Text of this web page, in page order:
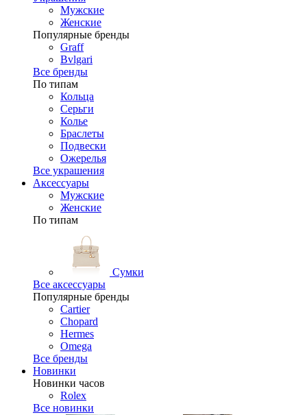
Мужские
Женские
Популярные бренды
Graff
Bvlgari
Все бренды
По типам
Кольца
Серьги
Колье
Браслеты
Подвески
Ожерелья
Все украшения
Аксессуары
Мужские
Женские
По типам
Сумки
Все аксессуары
Популярные бренды
Cartier
Chopard
Hermes
Omega
Все бренды
Новинки
Новинки часов
Rolex
Все новинки